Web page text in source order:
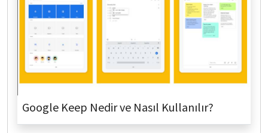
Google Keep Nedir ve Nasıl Kullanılır?